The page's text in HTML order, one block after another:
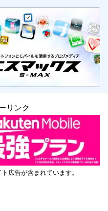
リンク
広告が含まれています。